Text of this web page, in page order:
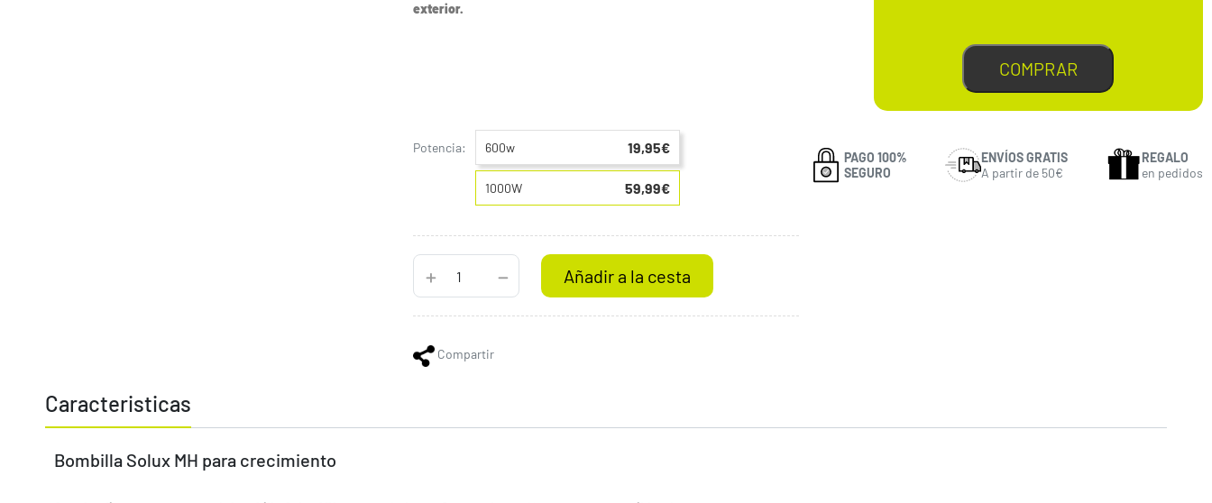
exterior.
COMPRAR
Potencia: 600w 19,95€
1000W 59,99€
Añadir a la cesta
Compartir
PAGO 100%
SEGURO
ENVÍOS GRATIS
A partir de 50€
REGALO
en pedidos
Caracteristicas
Bombilla Solux MH para crecimiento